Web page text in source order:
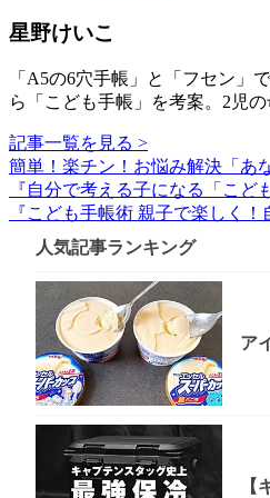
星野けいこ
「A5の6穴手帳」と「フセン」
ら「こども手帳」を考案。2児の
記事一覧を見る >
簡単！楽チン！お悩み解決「あ
『自分で考える子になる「こど
『こども手帳術 親子で楽しく
人気記事ランキング
ア